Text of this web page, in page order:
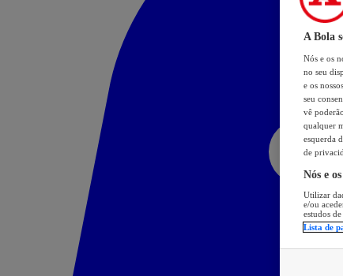
A Bola
Nós e os
no seu
e os
seu
vê
qualquer
esquerda
de
Nós e
Utilizar
e/ou
estudos
Lista de